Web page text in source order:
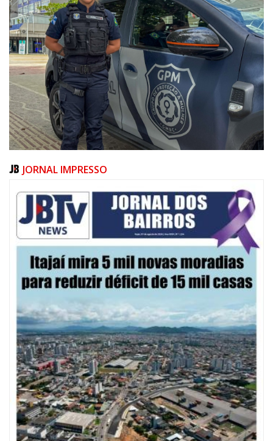
08/08/2026 | 07:00
20 anos da Lei Maria da Penha: mais de 400 mulheres vítimas de violência
doméstica são acompanhadas pela Guarda Municipal
BALNEÁRIO CAMBORIÚ
JORNAL IMPRESSO